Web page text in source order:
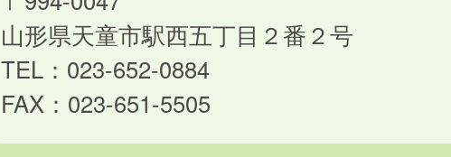
山形県天童市駅西五丁目２番２号
TEL：023-652-0884
FAX：023-651-5505